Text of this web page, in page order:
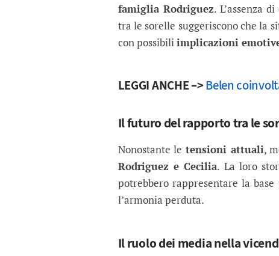
famiglia Rodriguez. L’assenza
tra le sorelle suggeriscono che la
con possibiliimplicazioni
LEGGI ANCHE –>Belen
Il futuro del rapporto tra le
Nonostante letensioni attuali,
Rodriguez e Cecilia. La loro
potrebbero rappresentare la
l’armonia perduta.
Il ruolo dei media nella